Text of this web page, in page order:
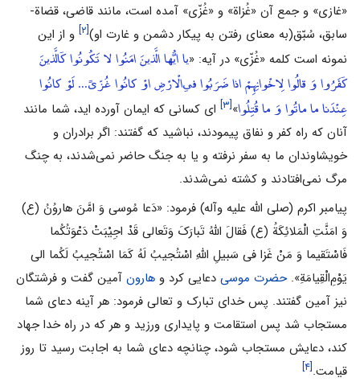
«غازی‌» و جمع آن «غُزاة» و «غُزّی‌» آمده است، مانند قاضی، قضاة-
سابق، سُبّق(به معنای رفتن به پیکار دشمن و غارت او)[۲]
و از این
نمونه است کلمه «غُزّی‌» در آیه: «یا ایُّها الَّذینَ امَنُوا لا تَکُونُوا کَالَّذینَ
کَفَرُوا وَ قالُوا لِاخْوانِهِمْ اذا ضَرَبُوا فیِ‌الْارْضِ اوْ کانُوا غُزّیً... لَوْ کانُوا
عِنْدَنا ما ماتُوا وَ ما قُتِلُوا»[۳]
ای کسانی که ایمان آورده اید، شما مانند
آنان که راه کفر و نفاق پیمودند، نباشید که گفتند: اگر برادران و
خویشاوندان ما به سفر نرفته و یا به جنگ حاضر نمی‌شدند، به چنگ
مرگ نمی‌افتادند و کشته نمی‌شدند.
پیامبر اکرم (صلی الله علیه وآله) فرمود: «دَعا مُوسی وَ امَّنَ هاروُنُ (ع)
وَ امَنَّتِ الْمَلائِکَةُ (ع) فَقالَ اللَّهُ تَبارَکَ وَتَعالی قَدْ اجِیْبَتْ دَعْوَتُکُما
فَاسْتَقیما وَ مَنْ غَزا فی‌ سَبیلِ اللَّهِ اسْتُجیبُ لَهُ کَمَا اسْتُجیبُ لَکُما الی‌
یَوْمِ‌الْقِیامَةِ».حضرت موسی دعایی کرد و هارون آمین گفت و فرشتگان
نیز آمین گفتند. پس خدای تبارک و تعالی فرمود: هر آینه دعای شما
مستجاب شد پس استقامت و پایداری ورزید و هر که در راه خدا جهاد
کند، دعایش مستجاب شود، چنانچه دعای شما به اجابت رسید تا روز
قیامت.[۴]